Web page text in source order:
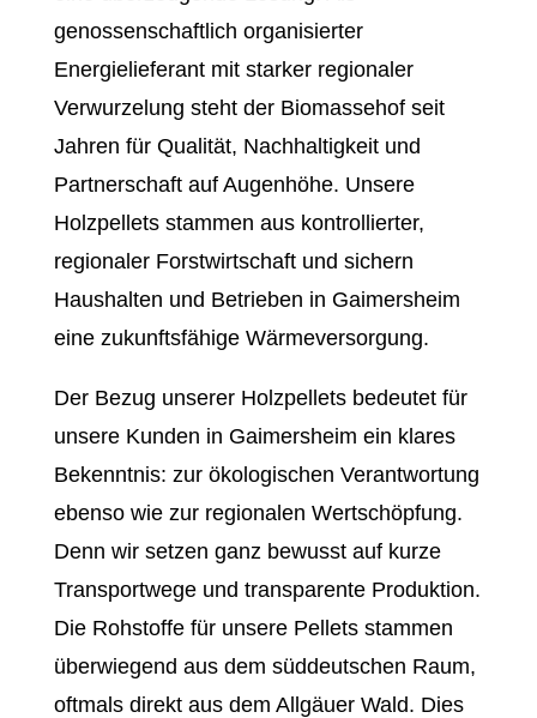
genossenschaftlich organisierter
Energielieferant mit starker regionaler
Verwurzelung steht der Biomassehof seit
Jahren für Qualität, Nachhaltigkeit und
Partnerschaft auf Augenhöhe. Unsere
Holzpellets stammen aus kontrollierter,
regionaler Forstwirtschaft und sichern
Haushalten und Betrieben in Gaimersheim
eine zukunftsfähige Wärmeversorgung.
Der Bezug unserer Holzpellets bedeutet für
unsere Kunden in Gaimersheim ein klares
Bekenntnis: zur ökologischen Verantwortung
ebenso wie zur regionalen Wertschöpfung.
Denn wir setzen ganz bewusst auf kurze
Transportwege und transparente Produktion.
Die Rohstoffe für unsere Pellets stammen
überwiegend aus dem süddeutschen Raum,
oftmals direkt aus dem Allgäuer Wald. Dies